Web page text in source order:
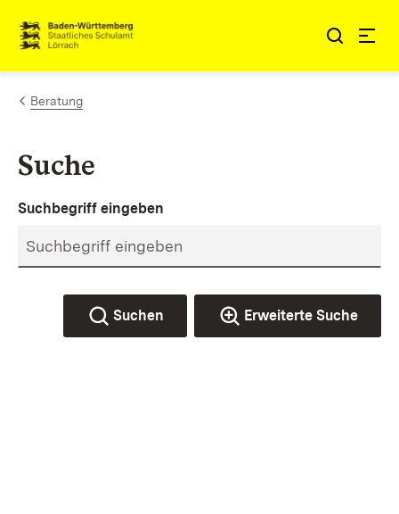
Zum Inhalt springen
Link zur Startseite
Beratung
Suche
Suchbegriff eingeben
Suchen Erweiterte Suche